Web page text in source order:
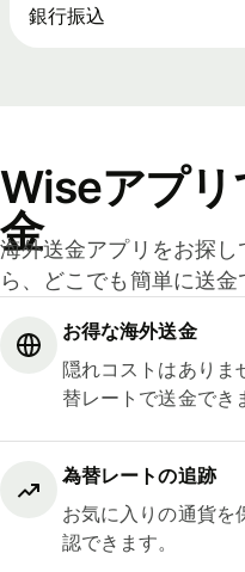
銀行振込
Wiseアプリ
金
海外送金アプリをお探
ら、どこでも簡単に送金
お得な海外送金
隠れコストはありま
替レートで送金でき
為替レートの追跡
お気に入りの通貨を
認できます。